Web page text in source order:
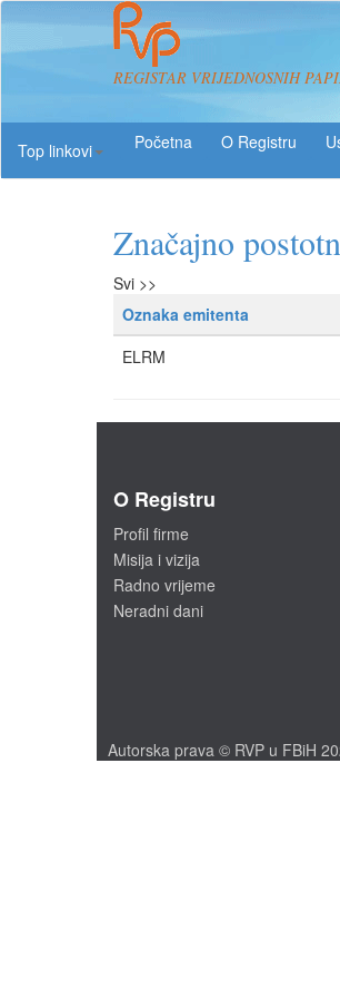
REGISTAR VRIJEDNOSNIH
Top linkovi
O Registru
Značajno
Svi >>
Oznaka emitenta
ELRM
O Registru
Profil firme
Misija i vizija
Radno vrijeme
Neradni dani
Autorska prava © RVP u FBiH